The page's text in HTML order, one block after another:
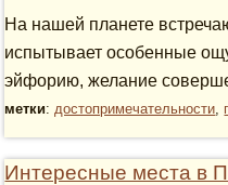
На нашей планете
испытывает особенные
эйфорию, желание
метки:достопримечательности,
Интересные места в